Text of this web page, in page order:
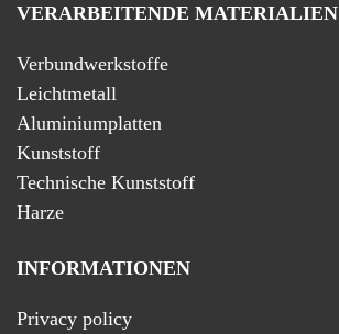
VERARBEITENDE MATERIALIEN
Verbundwerkstoffe
Leichtmetall
Aluminiumplatten
Kunststoff
Technische Kunststoff
Harze
INFORMATIONEN
Privacy policy